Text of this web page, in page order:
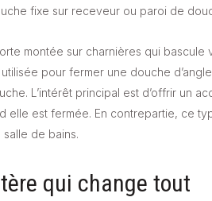
fixe sur receveur ou paroi de
montée sur charnières qui bascule
pour fermer une douche
L’intérêt principal est d’offrir un
elle est fermée. En contrepartie, ce
de bains.
qui change tout